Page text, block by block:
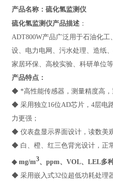
产品名称： 硫化氢监测仪
硫化氢监测仪产品描述：
ADT800W产品广泛用于石油化工
设、电力电网、污水处理、造纸
家居环保、高校实验、科研单位等
产品特点：
◆ *高性能传感器，测量精度高，
◆ 采用独立16位AD芯片，4层电
力更强；
◆ 仪表盘显示界面设计，读数美
◆ 白、橙、红三色背光设计，正
◆ mg/m3、ppm、VOL、LEL多
◆ 采用嵌入式32位超低功耗处理